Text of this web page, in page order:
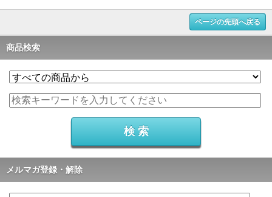
ページの先頭へ戻る
商品検索
メルマガ登録・解除